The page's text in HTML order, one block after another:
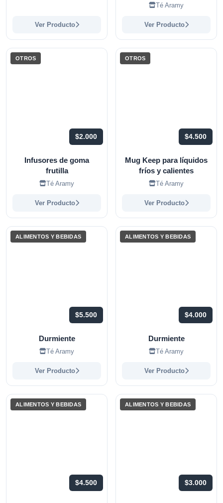
Ver Producto
Té Aramy
Ver Producto
OTROS
$2.000
Infusores de goma
frutilla
Té Aramy
Ver Producto
OTROS
$4.500
Mug Keep para líquidos
fríos y calientes
Té Aramy
Ver Producto
ALIMENTOS Y BEBIDAS
$5.500
Durmiente
Té Aramy
Ver Producto
ALIMENTOS Y BEBIDAS
$4.000
Durmiente
Té Aramy
Ver Producto
ALIMENTOS Y BEBIDAS
$4.500
ALIMENTOS Y BEBIDAS
$3.000